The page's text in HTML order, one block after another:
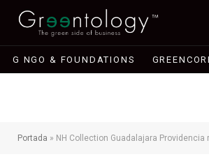
G NGO & FOUNDATIONS
Portada » NH Collection Guadalajara Providencia recibe